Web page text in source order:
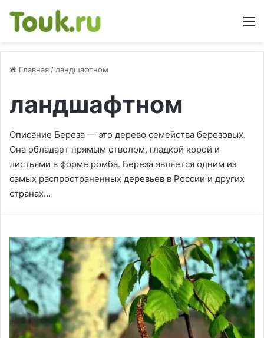
Главная / ландшафтном
ландшафтном
Описание Береза — это дерево семейства березовых.
Она обладает прямым стволом, гладкой корой и
листьями в форме ромба. Береза является одним из
самых распространенных деревьев в России и других
странах…